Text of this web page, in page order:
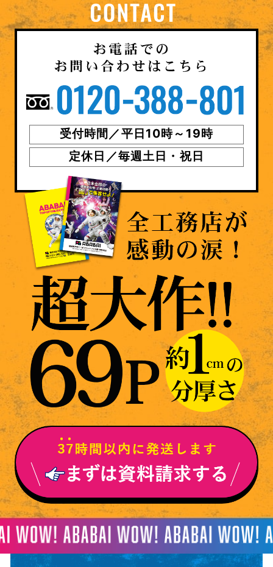
受付時間／平日10時～19時
定休日／毎週土日・祝日